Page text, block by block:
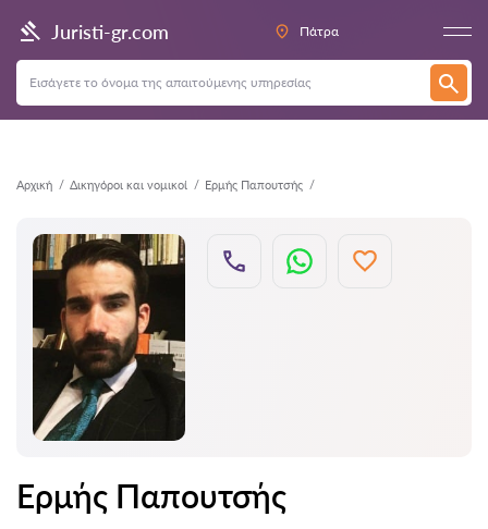
Juristi-gr.com Πάτρα
Αρχική Δικηγόροι και νομικοί Ερμής Παπουτσής
Πίσω
Ερμής Παπουτσής